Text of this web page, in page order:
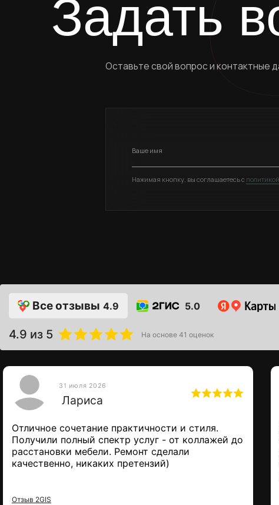
Все отзывы 4.9 5.0
4.9 из 5 На основе 41 оценок
31 июля 2026
Лариса
Отличное сочетание практичности и стиля.
Получили полный спектр услуг - от коллажей до
расстановки мебели. Ремонт сделали
качественно, никаких претензий)
Отзыв 2GIS
контакты